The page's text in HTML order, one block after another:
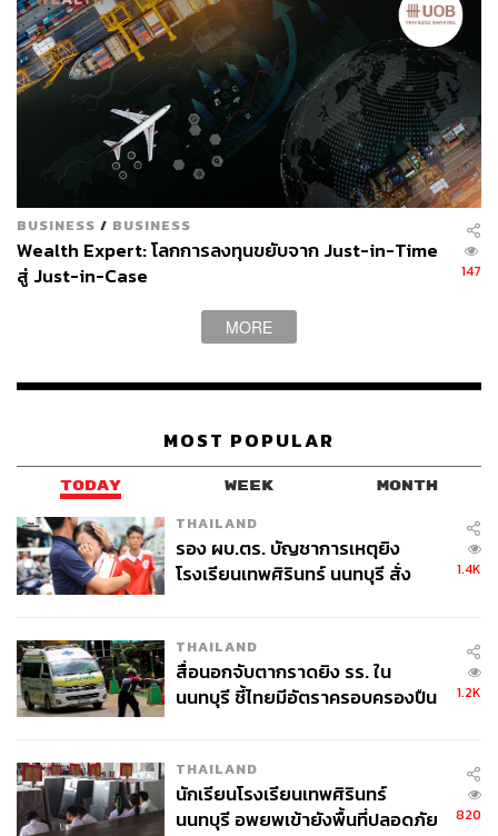
BUSINESS / BUSINESS
Wealth Expert: โลกการลงทุนขยับจาก Just-in-Time
สู่ Just-in-Case
147
MORE
MOST POPULAR
TODAY WEEK MONTH
THAILAND
รอง ผบ.ตร. บัญชาการเหตุยิง
โรงเรียนเทพศิรินทร์ นนทบุรี สั่ง
1.4K
THAILAND
สื่อนอกจับตากราดยิง รร. ใน
นนทบุรี ชี้ไทยมีอัตราครอบครองปืน
1.2K
THAILAND
นักเรียนโรงเรียนเทพศิรินทร์
นนทบุรี อพยพเข้ายังพื้นที่ปลอดภัย
820